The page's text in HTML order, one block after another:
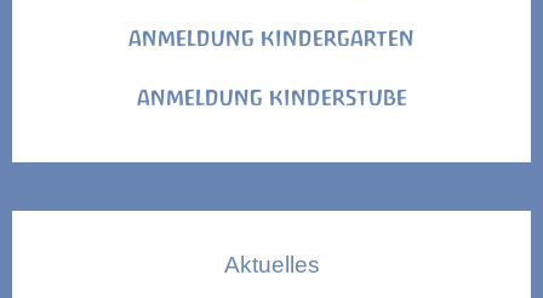
ANMELDUNG KINDERGARTEN
ANMELDUNG KINDERSTUBE
Aktuelles